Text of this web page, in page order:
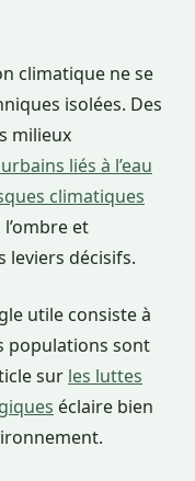
climatique ne se
isolées. Des
milieux
liés à l’eau
climatiques
et
leviers décisifs.
utile consiste à
populations sont
sur les luttes
éclaire bien